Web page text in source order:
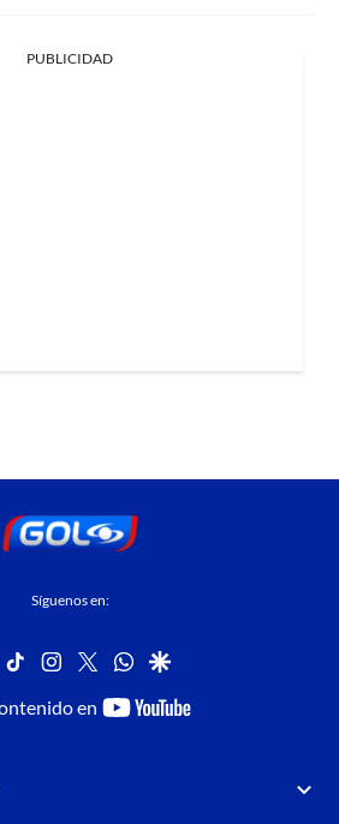
PUBLICIDAD
Síguenos en:
facebook
tiktok instagram
twitterwhatsapp
google
en
youtube-